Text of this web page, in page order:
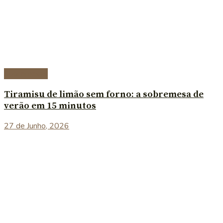
Tiramisu de limão sem forno: a sobremesa de
verão em 15 minutos
27 de Junho, 2026